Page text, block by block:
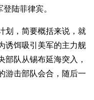
陆菲律宾。
划，简要概括来说，就
诱饵吸引美军的主力舰
部队从锡布延海突入，
游击部队会合，随后一